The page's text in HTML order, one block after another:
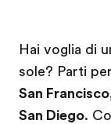
La nostra
Carriera
Lavora con noi
Hai voglia di
sole? Parti per
San
San Diego.